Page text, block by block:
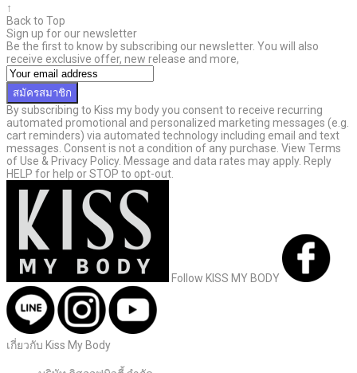
↑
Back to Top
Sign up for our newsletter
Be the first to know by subscribing our newsletter. You will also
receive exclusive offer, new release and more,
สมัครสมาชิก
By subscribing to Kiss my body you consent to receive recurring
automated promotional and personalized marketing messages (e.g.
cart reminders) via automated technology including email and text
messages. Consent is not a condition of any purchase. View Terms
of Use & Privacy Policy. Message and data rates may apply. Reply
HELP for help or STOP to opt-out.
Follow KISS MY BODY
เกี่ยวกับ Kiss My Body